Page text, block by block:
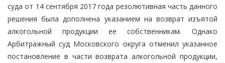
суда от 14 сентября 2017 года резолютивная часть данного
решения была дополнена указанием на возврат изъятой
алкогольной продукции ее собственникам. Однако
Арбитражный суд Московского округа отменил указанное
постановление в части возврата алкогольной продукции,